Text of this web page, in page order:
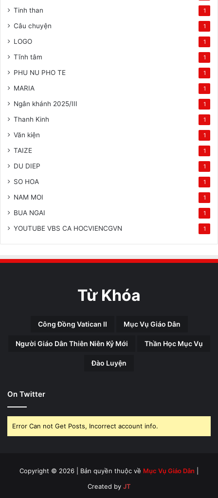
Tinh than 1
Câu chuyện 1
LOGO 1
Tĩnh tâm 1
PHU NU PHO TE 1
MARIA 1
Ngân khánh 2025/III 1
Thanh Kinh 1
Văn kiện 1
TAIZE 1
DU DIEP 1
SO HOA 1
NAM MOI 1
BUA NGAI 1
YOUTUBE VBS CA HOCVIENCGVN 1
Từ Khóa
Công Đồng Vatican II Mục Vụ Giáo Dân
Người Giáo Dân Thiên Niên Kỷ Mới Thần Học Mục Vụ
Đào Luyện
On Twitter
Error Can not Get Posts, Incorrect account info.
Copyright © 2026 | Bản quyền thuộc về Mục Vụ Giáo Dân
Created by JT